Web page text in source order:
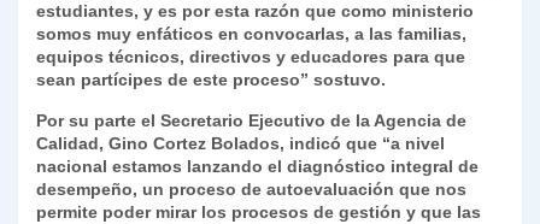
estudiantes, y es por esta razón que como ministerio
somos muy enfáticos en convocarlas, a las familias,
equipos técnicos, directivos y educadores para que
sean partícipes de este proceso” sostuvo.
Por su parte el Secretario Ejecutivo de la Agencia de
Calidad, Gino Cortez Bolados, indicó que “a nivel
nacional estamos lanzando el diagnóstico integral de
desempeño, un proceso de autoevaluación que nos
permite poder mirar los procesos de gestión y que las